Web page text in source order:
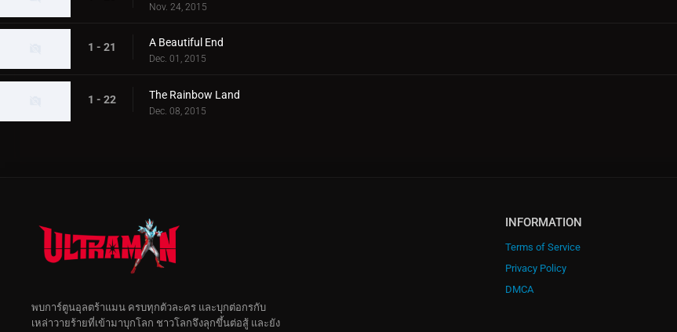
Nov. 24, 2015
1 - 21 A Beautiful End
Dec. 01, 2015
1 - 22 The Rainbow Land
Dec. 08, 2015
INFORMATION
Terms of Service
Privacy Policy
DMCA
พบการ์ตูนอุลตร้าแมน ครบทุกตัวละคร และบุกต่อกรกับ
เหล่าวายร้ายที่เข้ามาบุกโลก ชาวโลกจึงลุกขึ้นต่อสู้ และยัง